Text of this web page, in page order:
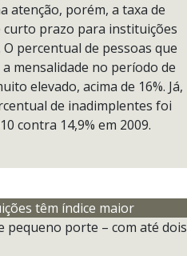
atenção, porém, a taxa de
curto prazo para instituições
percentual de pessoas que
mensalidade no período de
elevado, acima de 16%. Já,
de inadimplentes foi
contra 14,9% em 2009.
têm índice maior
pequeno porte – com até dois